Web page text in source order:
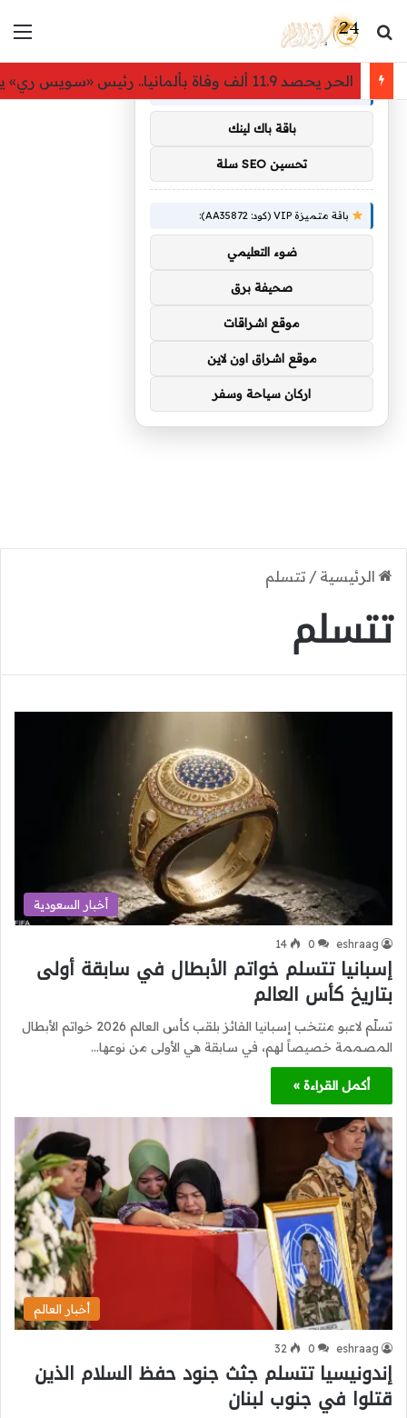
بحث عن
الحر يحصد 11.9 ألف وفاة بألمانيا.. رئيس «سويس ري» يحذّر: الخطر أكبر مما تدركه السلطات
الرئيسية / تتسلم
تتسلم
أخبار السعودية
eshraag
0
14
إسبانيا تتسلم خواتم الأبطال في سابقة أولى
بتاريخ كأس العالم
تسلّم لاعبو منتخب إسبانيا الفائز بلقب كأس العالم 2026 خواتم الأبطال
المصممة خصيصاً لهم، في سابقة هي الأولى من نوعها…
أكمل القراءة »
أخبار العالم
eshraag
0
32
إندونيسيا تتسلم جثث جنود حفظ السلام الذين
قتلوا في جنوب لبنان
توصيات :
باقة متميزة VIP (كود: AA11138):
باقة باك لينك
تحسين SEO سلة
باقة متميزة VIP (كود: AA35872):
ضوء التعليمي
صحيفة برق
موقع اشراقات
موقع اشراق اون لاين
اركان سياحة وسفر